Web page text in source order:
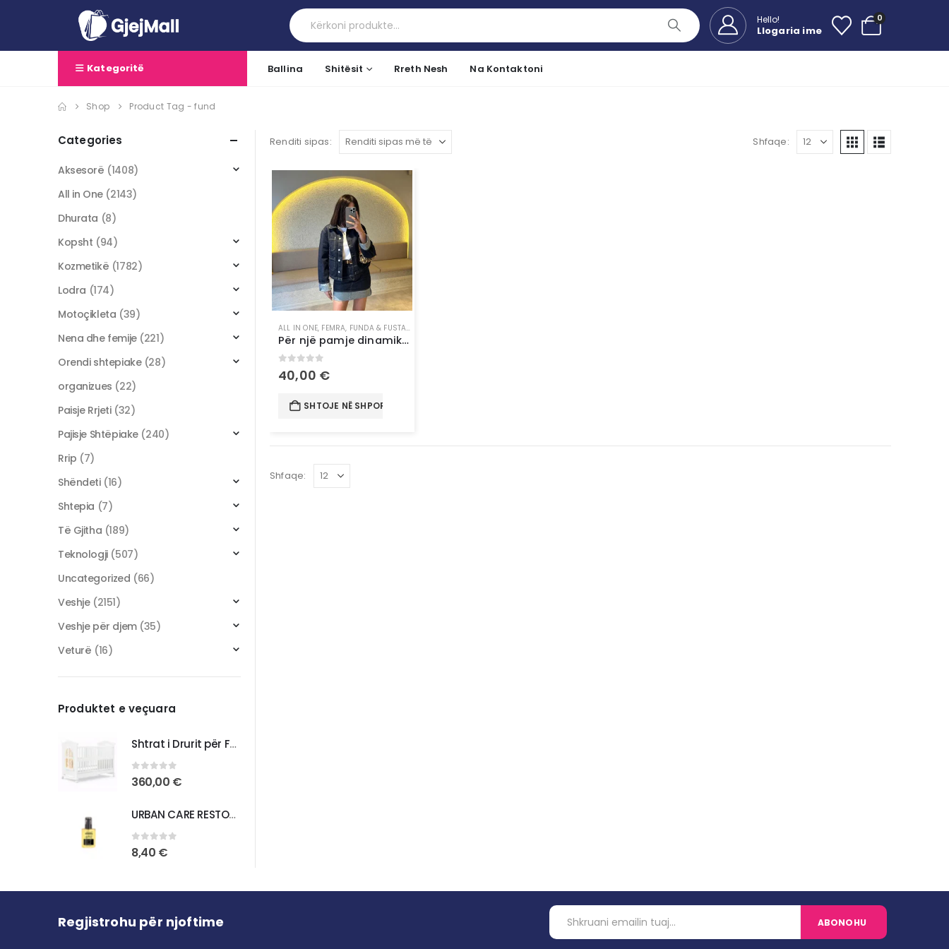
Hello!
Llogaria ime
0
Kategoritë Ballina Shitësit Rreth Nesh Na Kontaktoni
Shop Product Tag -fund
Renditi sipas: Shfaqe:
ALL IN ONE, FEMRA, FUNDA & FUSTANA
Për një pamje dinamike, moderne dhe gjithmonë në stil, set xhins (teksas)
out of 5
40,00 €
SHTOJE NË SHPORTË
Shfaqe:
Categories
Aksesorë (1408)
All in One (2143)
Dhurata (8)
Kopsht (94)
Kozmetikë (1782)
Lodra (174)
Motoçikleta (39)
Nena dhe femije (221)
Orendi shtepiake (28)
organizues (22)
Paisje Rrjeti (32)
Pajisje Shtëpiake (240)
Rrip (7)
Shëndeti (16)
Shtepia (7)
Të Gjitha (189)
Teknologji (507)
Uncategorized (66)
Veshje (2151)
Veshje për djem (35)
Veturë (16)
Produktet e veçuara
Shtrat i Drurit për Foshnja – Komoditet dhe Praktikë për Fëmijën Tuaj
0 out of 5
360,00 €
URBAN CARE RESTORE REPAIR BONDING OIL ANTI DAMAGE HAIR CARE OIL
0 out of 5
8,40 €
Regjistrohu për njoftime